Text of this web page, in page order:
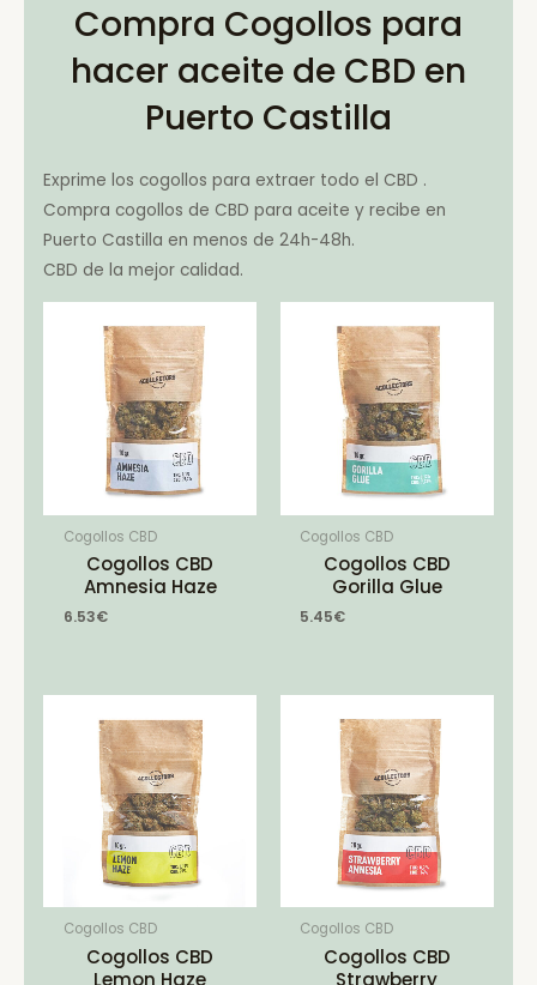
Compra Cogollos para
hacer aceite de CBD en
Puerto Castilla
Exprime los cogollos para extraer todo el CBD .
Compra cogollos de CBD para aceite y recibe en
Puerto Castilla en menos de 24h-48h.
CBD de la mejor calidad.
Cogollos CBD
Cogollos CBD
Amnesia Haze
6.53€
Cogollos CBD
Cogollos CBD
Gorilla Glue
5.45€
Cogollos CBD
Cogollos CBD
Lemon Haze
Cogollos CBD
Cogollos CBD
Strawberry